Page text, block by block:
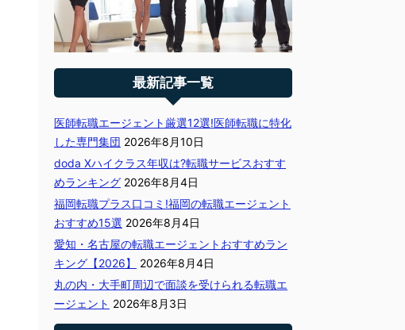
最新記事一覧
医師転職エージェント厳選12選!医師転職に特化
した専門集団 2026年8月10日
doda Xハイクラス年収は?転職サービスおすす
めランキング 2026年8月4日
福岡転職プラス口コミ!福岡の転職エージェント
おすすめ15選 2026年8月4日
愛知・名古屋の転職エージェントおすすめラン
キング【2026】
2026年8月4日
丸の内・大手町周辺で面談を受けられる転職エ
ージェント 2026年8月3日